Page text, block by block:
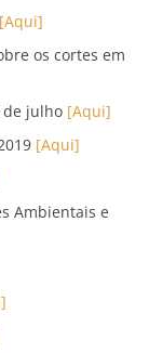
[Aqui]
os cortes em
de julho [Aqui]
[Aqui]
Ambientais e